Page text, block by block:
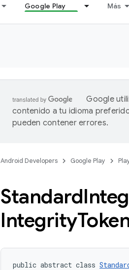
Google Play Más
Google
contenido a tu idioma
pueden contener errores.
Android Developers Google Play
Standard
Integrity
public abstract class